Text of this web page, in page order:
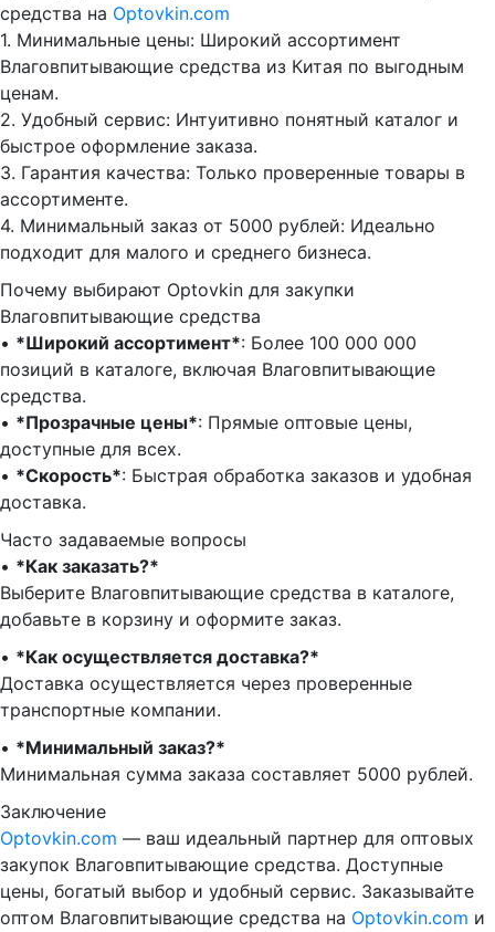
средства на Optovkin.com
1.⁠ ⁠Минимальные цены: Широкий ассортимент
Влаговпитывающие средства из Китая по выгодным
ценам.
2.⁠ ⁠Удобный сервис: Интуитивно понятный каталог и
быстрое оформление заказа.
3.⁠ ⁠Гарантия качества: Только проверенные товары в
ассортименте.
4.⁠ ⁠Минимальный заказ от 5000 рублей: Идеально
подходит для малого и среднего бизнеса.
Почему выбирают Optovkin для закупки
Влаговпитывающие средства
•⁠ ⁠ *Широкий ассортимент*: Более 100 000 000
позиций в каталоге, включая Влаговпитывающие
средства.
•⁠ ⁠ *Прозрачные цены*: Прямые оптовые цены,
доступные для всех.
•⁠ ⁠ *Скорость*: Быстрая обработка заказов и удобная
доставка.
Часто задаваемые вопросы
•⁠ ⁠*Как заказать?*
Выберите Влаговпитывающие средства в каталоге,
добавьте в корзину и оформите заказ.
•⁠ ⁠ *Как осуществляется доставка?*
Доставка осуществляется через проверенные
транспортные компании.
•⁠ ⁠ *Минимальный заказ?*
Минимальная сумма заказа составляет 5000 рублей.
Заключение
Optovkin.com — ваш идеальный партнер для оптовых
закупок Влаговпитывающие средства. Доступные
цены, богатый выбор и удобный сервис. Заказывайте
оптом Влаговпитывающие средства на Optovkin.com и